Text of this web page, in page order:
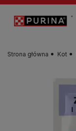
Przejdź do treści
Strona główna Kot